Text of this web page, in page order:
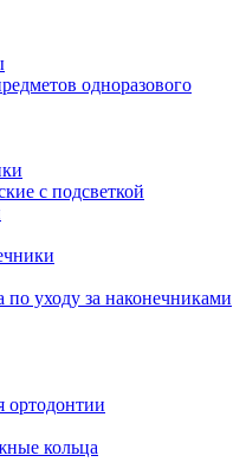
одноразового
с подсветкой
по уходу за наконечниками
ортодонтии
кольца